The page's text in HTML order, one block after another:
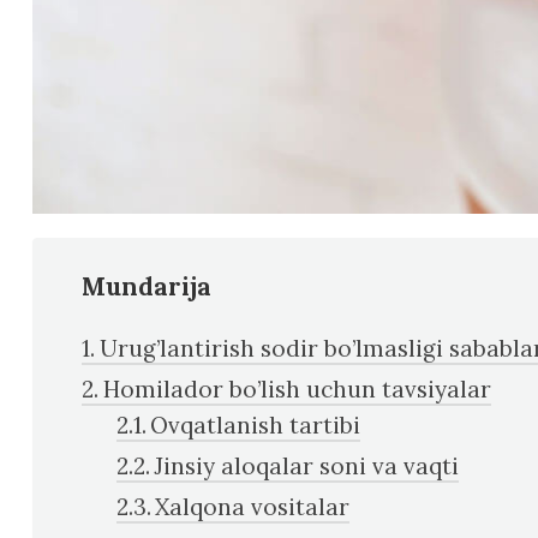
Mundarija
Urug’lantirish sodir bo’lmasligi
Homilador bo’lish uchun tavsiyalar
Ovqatlanish tartibi
Jinsiy aloqalar soni va vaqti
Xalqona vositalar